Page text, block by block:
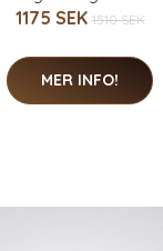
1175 SEK 1510 SEK
MER INFO!